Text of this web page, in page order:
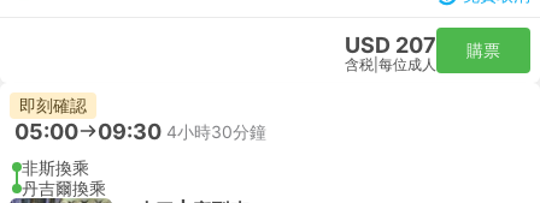
USD 207
含税 每位成人
購票
即刻確認
05:00 09:30 4小時30分鐘
非斯換乘
丹吉爾換乘